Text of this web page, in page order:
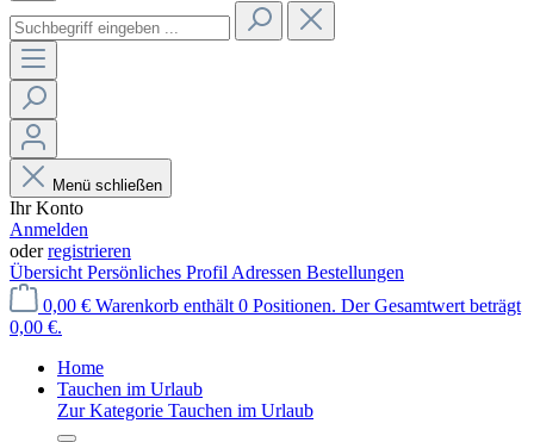
Menü schließen
Ihr Konto
Anmelden
oderregistrieren
Übersicht Persönliches Profil Adressen Bestellungen
0,00 € Warenkorb enthält 0 Positionen. Der Gesamtwert beträgt
0,00 €.
Home
Tauchen im Urlaub
Zur Kategorie Tauchen im Urlaub